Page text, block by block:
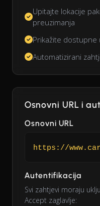
Upitajte lokacije
preuzimanja
Prikažite dostupne
Automatizirani
Osnovni URL i
Osnovni URL
https://
Autentifikacija
Svi zahtjevi moraju
Accept zaglavlje: